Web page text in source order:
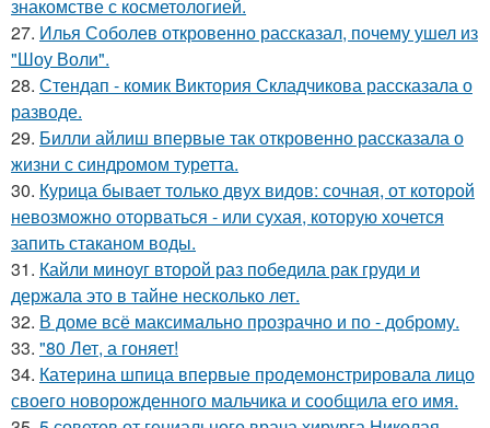
знакомстве с косметологией.
27. Илья Соболев откровенно рассказал, почему ушел из
"Шоу Воли".
28. Стендап - комик Виктория Складчикова рассказала о
разводе.
29. Билли айлиш впервые так откровенно рассказала о
жизни с синдромом туретта.
30. Курица бывает только двух видов: сочная, от которой
невозможно оторваться - или сухая, которую хочется
запить стаканом воды.
31. Кайли миноуг второй раз победила рак груди и
держала это в тайне несколько лет.
32. В доме всё максимально прозрачно и по - доброму.
33. "80 Лет, а гоняет!
34. Катерина шпица впервые продемонстрировала лицо
своего новорожденного мальчика и сообщила его имя.